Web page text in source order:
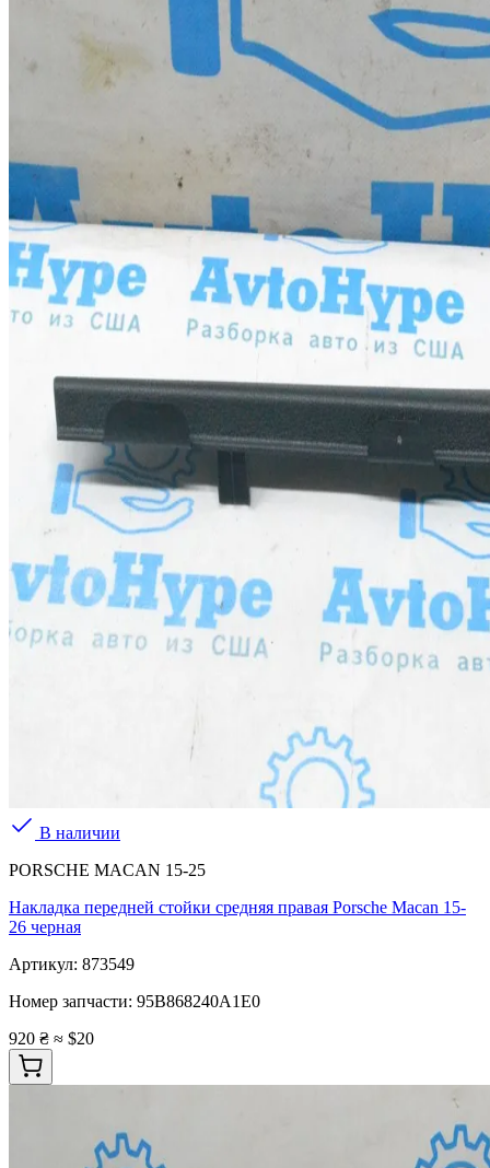
В наличии
PORSCHE MACAN 15-25
Накладка передней стойки средняя правая Porsche Macan 15-
26 черная
Артикул: 873549
Номер запчасти: 95B868240A1E0
920 ₴ ≈ $20